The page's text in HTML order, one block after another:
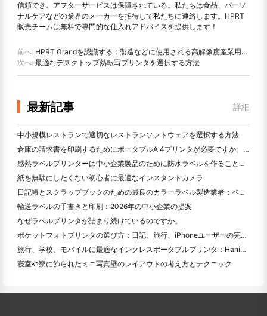
信頼でき、アフターサービスは保障されている。私たちは食品、パーソ
ナルケアなどの業界のメーカーを招待して私たちに連絡します。HPRT
販売チームは無料で専門的な仕入れアドバイスを提供します！
前へ: HPRT Grandを認識する：製造などに使用される高解像度産業用バーコードプリンタ
次へ: 最適なデスクトップ熱転写プリンタを選択する方法
最新記事 詳細
中小規模レストランで適切なレストランソフトウェアを選択する方法
倉庫の請求書を印刷するためにポータブルA 4プリンタが必要ですか。何が本当に効果的なのか
感熱ラベルプリンターは中小企業製品のために防水ラベルを作ることができますか？
紙を無駄にしたくない初心者に最適なインスタントカメラ
日記帳とスクラップブックのための最良のカラーラベル製造業者：ページごとにさらに色を追加
輸送ラベルの手書きと印刷：2026年の中小企業の提案
なぜラベルプリンタが詰まり続けているのですか。
ポケットフォトプリンタの選び方：日記、旅行、iPhoneユーザーの完全ガイド
旅行、学校、モバイルに最適なインクレスポータブルプリンタ：Hanin MT 620 Pro評価
寝室や寮に飾られたミニ写真壁のレイアウトの考え方とテクニック